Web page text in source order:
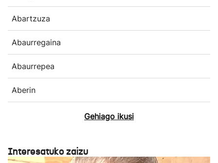
Abartzuza
Abaurregaina
Abaurrepea
Aberin
Gehiago ikusi
Interesatuko zaizu